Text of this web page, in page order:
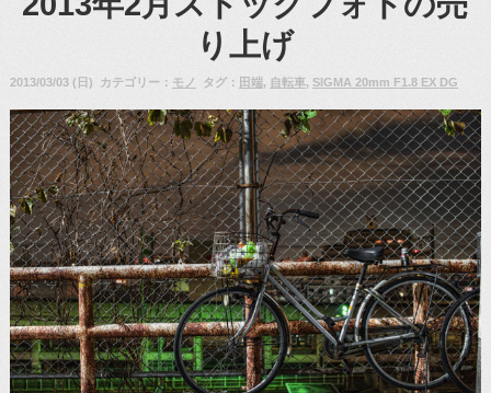
り上げ
2013/03/03 (日) カテゴリー： モノ タグ： 田端, 自転車, SIGMA 20mm F1.8 EX DG